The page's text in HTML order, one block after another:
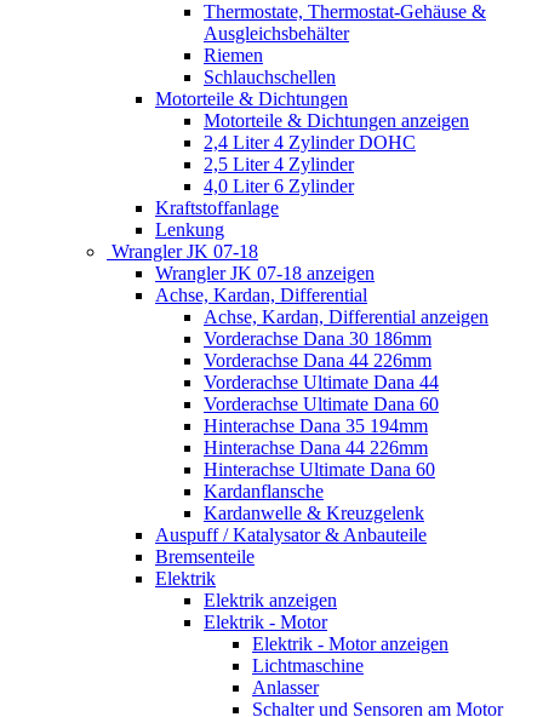
Thermostate, Thermostat-Gehäuse &
Ausgleichsbehälter
Riemen
Schlauchschellen
Motorteile & Dichtungen
Motorteile & Dichtungen anzeigen
2,4 Liter 4 Zylinder DOHC
2,5 Liter 4 Zylinder
4,0 Liter 6 Zylinder
Kraftstoffanlage
Lenkung
Wrangler JK 07-18
Wrangler JK 07-18 anzeigen
Achse, Kardan, Differential
Achse, Kardan, Differential anzeigen
Vorderachse Dana 30 186mm
Vorderachse Dana 44 226mm
Vorderachse Ultimate Dana 44
Vorderachse Ultimate Dana 60
Hinterachse Dana 35 194mm
Hinterachse Dana 44 226mm
Hinterachse Ultimate Dana 60
Kardanflansche
Kardanwelle & Kreuzgelenk
Auspuff / Katalysator & Anbauteile
Bremsenteile
Elektrik
Elektrik anzeigen
Elektrik - Motor
Elektrik - Motor anzeigen
Lichtmaschine
Anlasser
Schalter und Sensoren am Motor